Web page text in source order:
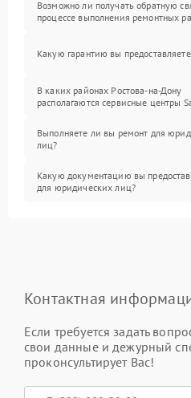
Возможно ли получать обратную
процессе выполнения ремонтных
Какую гарантию вы
В каких районах Ростова-на-Дону
располагаются сервисные центры
Выполняете ли вы ремонт для
лиц?
Какую документацию вы
для юридических лиц?
Контактная
Если требуется задать
свои данные и дежурный
проконсультирует Вас!